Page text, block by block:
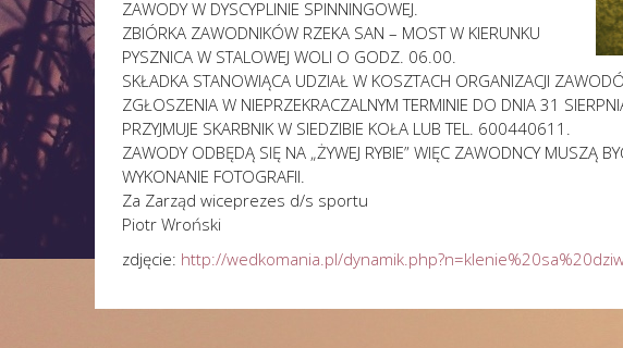
ZAWODY W DYSCYPLINIE SPINNINGOWEJ.
ZBIÓRKA ZAWODNIKÓW RZEKA SAN – MOST W KIERUNKU
PYSZNICA W STALOWEJ WOLI O GODZ. 06.00.
SKŁADKA STANOWIĄCA UDZIAŁ W KOSZTACH ORGANIZACJI
ZGŁOSZENIA W NIEPRZEKRACZALNYM TERMINIE DO DNIA 31
PRZYJMUJE SKARBNIK W SIEDZIBIE KOŁA LUB TEL. 600440611.
ZAWODY ODBĘDĄ SIĘ NA „ŻYWEJ RYBIE” WIĘC ZAWODNCY MUSZĄ
WYKONANIE FOTOGRAFII.
Za Zarząd wiceprezes d/s sportu
Piotr Wroński
zdjęcie: http://wedkomania.pl/